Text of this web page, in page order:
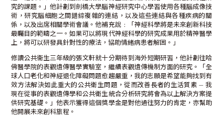
究的課題。」他計劃到劍橋大學腦神經研究中心學習使用各種腦成像技
術，研究腦細胞之間錯綜複雜的連結，以及這些連結與各種疾病的關
係，以及出席相關學術會議。他補充說﹕「神經科學將是未來創新科技
最矚目的範疇之一。如果可以將現代神經科學的研究成果用於精神醫學
上，將可以研發具針對性的療法，協助情緒病患者解困。」
修讀公共衞生三年級的張文軒就十分期待到海外短期研習，他計劃往哈
佛醫學院的表觀遺傳醫學實驗室，繼續表觀遺傳機制方面的研究。「全
球人口老化和神經退化障礙問題愈趨嚴重，我的志願是希望能夠找到有
效方法解決如此重大的公共衛生問題，從而改善長者的生活質素 — 我
現在從事的表觀遺傳學和公共衛生統合分析研究將會為以上解決方案提
供研究基礎。」他表示獲得這個獎學金是對他過往努力的肯定，亦幫助
他開展未來創科旅程。